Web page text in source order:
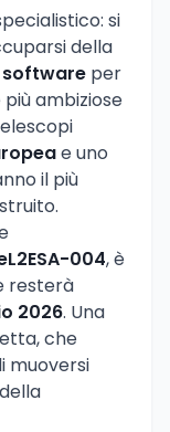
si
della
software per
ambiziose
e uno
il più
004, è
resterà
2026. Una
che
muoversi